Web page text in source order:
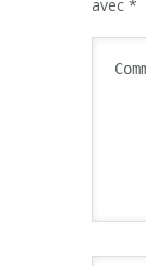
avec *